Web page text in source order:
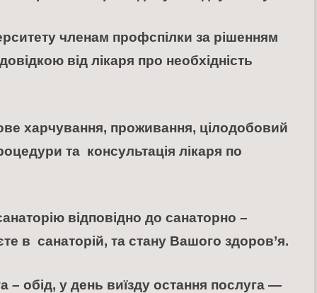
членам профспілки за рішенням
від лікаря про необхідність
харчування, проживання, цілодобовий
та консультація лікаря по
відповідно до санаторно –
в санаторій, та стану Вашого здоров’я.
обід, у день виїзду остання послуга —